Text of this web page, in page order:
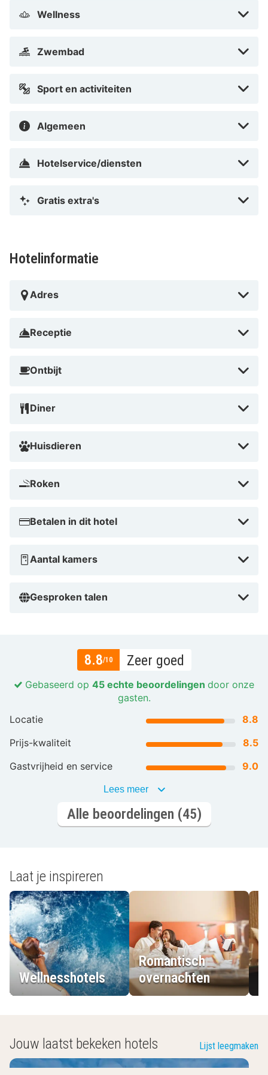
Wellness
Zwembad
Sport en activiteiten
Algemeen
Hotelservice/diensten
Gratis extra's
Hotelinformatie
Adres
Receptie
Ontbijt
Diner
Huisdieren
Roken
Betalen in dit hotel
Aantal kamers
Gesproken talen
8.8/10 Zeer goed
Gebaseerd op 45 echte beoordelingen door onze
gasten.
Locatie
8.8
Prijs-kwaliteit
8.5
Gastvrijheid en service
9.0
Lees meer
Alle beoordelingen (45)
Laat je inspireren
Wellnesshotels
Romantisch
overnachten
Jouw laatst bekeken hotels Lijst leegmaken